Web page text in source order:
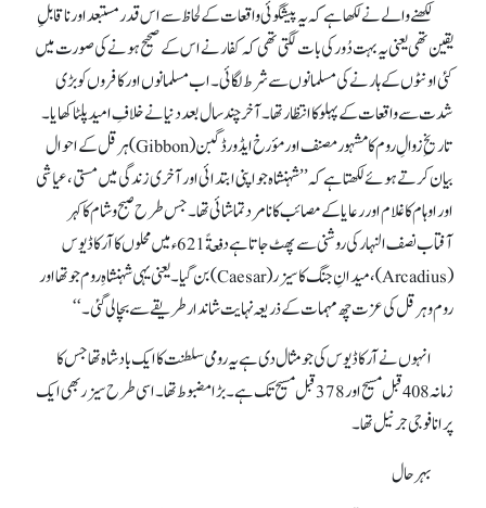
لکھنے والے نے لکھا ہے کہ یہ پیشگوئی واقعات کے لحاظ سے اس قدر مستبعداور ناقابلِ
یقین تھی یعنی یہ بہت دُور کی بات لگتی تھی کہ کفار نے اس کے صحیح ہونے کی صورت میں
کئی اونٹوں کے ہارنے کی مسلمانوں سے شرط لگائی۔ اب مسلمانوں اور کافروں کو بڑی
شدت سے واقعات کے پہلو کا انتظار تھا۔ آخر چند سال بعد دنیا نے خلافِ امید پلٹا کھایا۔
تاریخِ زوالِ روم کا مشہور مصنف اور مؤرخ ایڈورڈ گبن(Gibbon) ہرقل کے احوال
بیان کرتے ہوئے لکھتا ہے کہ ’’شہنشاہ جو اپنی ابتدائی اور آخری زندگی میں مستی، عیاشی
اور اوہام کا غلام اور رعایا کے مصائب کا نامرد تماشائی تھا۔ جس طرح صبح و شام کا کہر
آفتاب نصف النہار کی روشنی سے پھٹ جاتا ہے دفعةً 621ء میں محلوں کا آرکاڈیوس
(Arcadius)، میدانِ جنگ کا سیزر (Caesar) بن گیا۔ یعنی یہی شہنشاہِ روم جو تھا اور
روم وہرقل کی عزت چھ مہمات کے ذریعہ نہایت شاندار طریقے سے بچا لی گئی۔‘‘
انہوں نے آرکاڈیوس کی جو مثال دی ہے یہ رومی سلطنت کا ایک بادشاہ تھا جس کا
زمانہ 408قبل مسیح اور 378قبل مسیح تک ہے۔ بڑا مضبوط تھا۔ اسی طرح سیزر بھی ایک
پرانا فوجی جرنیل تھا۔
بہرحال